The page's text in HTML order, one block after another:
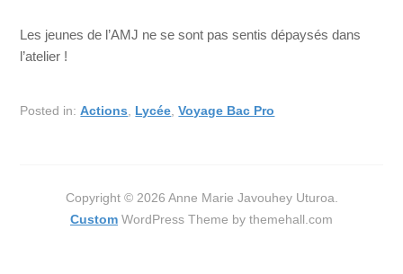
Les jeunes de l’AMJ ne se sont pas sentis dépaysés dans
l’atelier !
Posted in:Actions Lycée ,Voyage Bac Pro
Copyright © 2026 Anne Marie Javouhey Uturoa.
Custom WordPress Theme by themehall.com